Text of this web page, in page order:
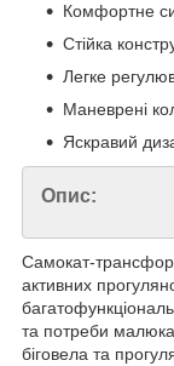
Комфортне
Стійка
Легке
Маневрені
Яскравий
Опис:
Самокат-
активних
та потреби
біговела та